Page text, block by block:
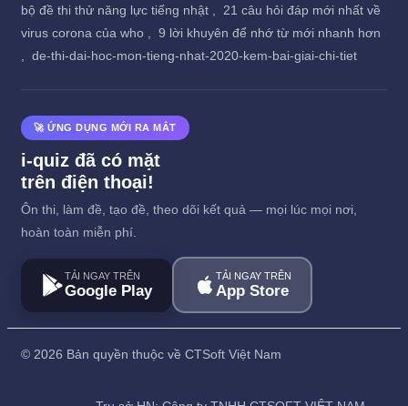
bộ đề thi thử năng lực tiếng nhật , 21 câu hỏi đáp mới nhất về
virus corona của who , 9 lời khuyên để nhớ từ mới nhanh hơn
, de-thi-dai-hoc-mon-tieng-nhat-2020-kem-bai-giai-chi-tiet
🚀 ỨNG DỤNG MỚI RA MẮT
i-quiz đã có mặt
trên điện thoại!
Ôn thi, làm đề, tạo đề, theo dõi kết quả — mọi lúc mọi nơi,
hoàn toàn miễn phí.
TẢI NGAY TRÊN
Google Play
TẢI NGAY TRÊN
App Store
© 2026 Bản quyền thuộc về CTSoft Việt Nam